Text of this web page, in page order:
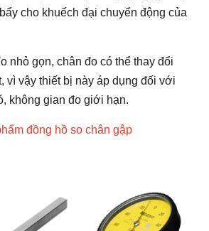
cho khuếch đại chuyển động của
nhỏ gọn, chân đo có thể thay đổi
vì vậy thiết bị này áp dụng đối với
không gian đo giới hạn.
đồng hồ so chân gập